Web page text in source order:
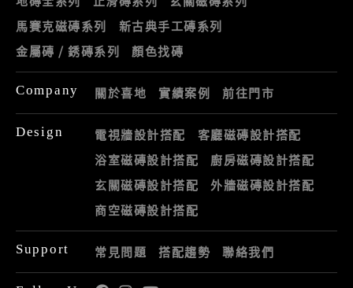
馬賽克磁磚系列
新古典手工磚系列
金屬磚 / 銹磚系列
顏色找磚
Company 關於喜地 實績案例 前往門市
Design 電視牆設計搭配
客廳磁磚設計搭配
浴室磁磚設計搭配
廚房磁磚設計搭配
玄關磁磚設計搭配
外牆磁磚設計搭配
商空磁磚設計搭配
Support 常見問題 搭配趨勢 聯絡我們